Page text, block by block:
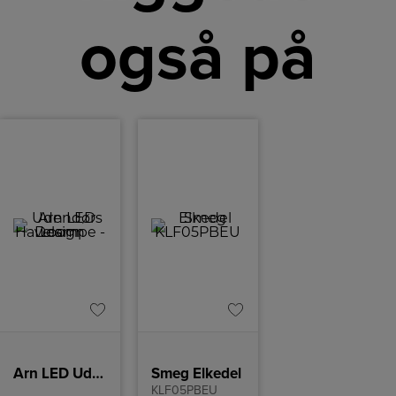
også på
Arn LED Udendørs Havelampe – Loom Design Smeg Elkedel
KLF05PBEU